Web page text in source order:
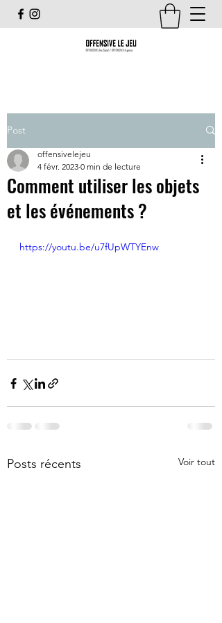
Post
Comment utiliser les objets
et les événements ?
offensivelejeu
4 févr. 2023 0 min de lecture
https://youtu.be/u7fUpWTYEnw
Posts récents Voir tout